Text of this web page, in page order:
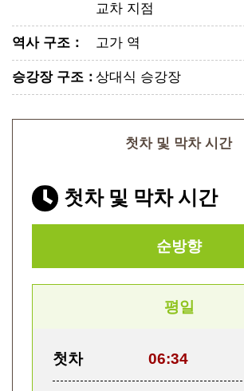
교차 지점
역사 구조 ： 고가 역
승강장 구조 ：상대식 승강장
첫차 및 막차 시간
첫차 및 막차 시간
순방향
평일
첫차 06:34